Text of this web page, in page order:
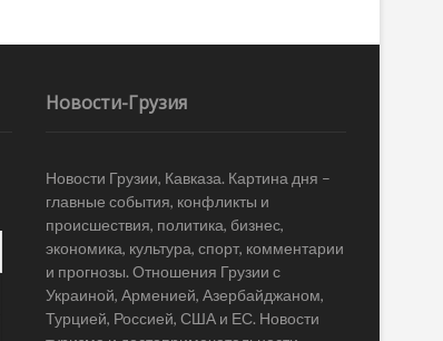
Новости-Грузия
Новости Грузии, Кавказа. Картина дня –
главные события, конфликты и
происшествия, политика, бизнес,
экономика, культура, спорт, комментарии
и прогнозы. Отношения Грузии с
Украиной, Арменией, Азербайджаном,
Турцией, Россией, США и ЕС. Новости